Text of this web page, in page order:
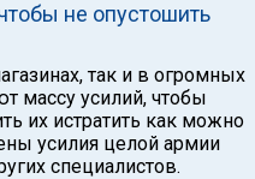
не опустошить
так и в огромных
массу усилий, чтобы
их истратить как можно
усилия целой армии
специалистов.